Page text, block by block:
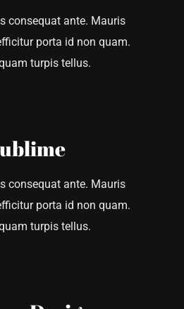
consequat ante. Mauris
porta id non quam.
turpis tellus.
consequat ante. Mauris
porta id non quam.
turpis tellus.